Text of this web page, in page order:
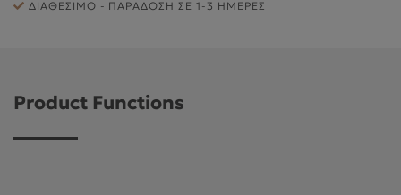
ΔΙΑΘΈΣΙΜΟ - ΠΑΡΆΔΟΣΗ ΣΕ 1-3 ΗΜΈΡΕΣ
Product Functions